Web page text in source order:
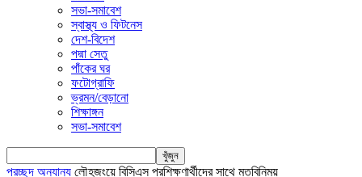
সভা-সমাবেশ
স্বাস্থ্য ও ফিটনেস
দেশ-বিদেশ
পদ্মা সেতু
পাঁকের ঘর
ফটোগ্রাফি
ভ্রমন/বেড়ানো
শিক্ষাঙ্গন
সভা-সমাবেশ
প্রচ্ছদ অন্যান্য লৌহজংয়ে বিসিএস প্রশিক্ষণার্থীদের সাথে মতবিনিময়